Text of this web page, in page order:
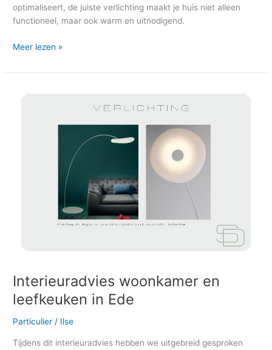
optimaliseert, de juiste verlichting maakt je huis niet alleen
functioneel, maar ook warm en uitnodigend.
Meer lezen »
Interieuradvies woonkamer en
leefkeuken in Ede
Particulier / Ilse
Tijdens dit interieuradvies hebben we uitgebreid gesproken